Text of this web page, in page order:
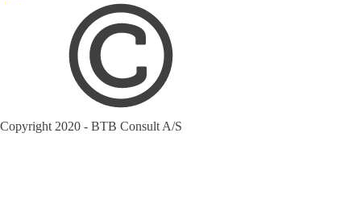
Copyright 2020 - BTB Consult A/S